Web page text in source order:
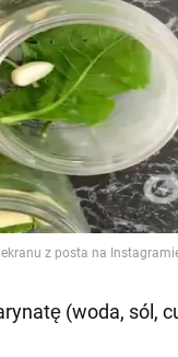
(woda, sól,